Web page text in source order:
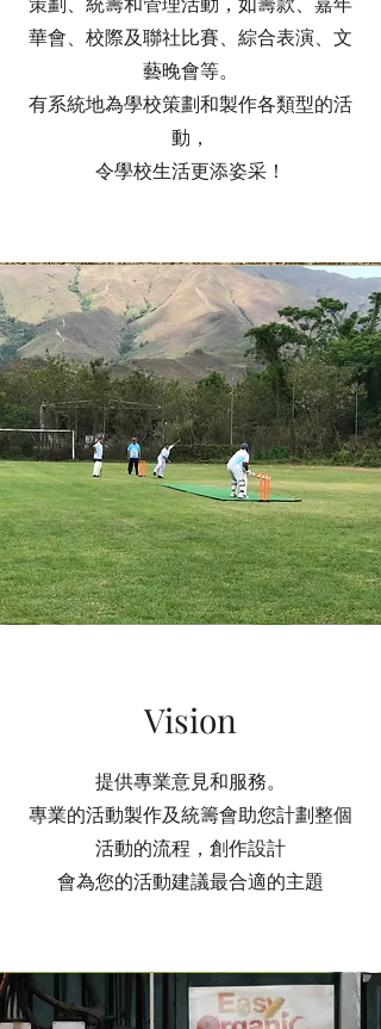
華會、校際及聯社比賽、綜合表演、文
藝晚會等。
有系統地為學校策劃和製作各類型的活
動，
令學校生活更添姿采！
Vision
提供專業意見和服務。
專業的活動製作及統籌會助您計劃整個
活動的流程，創作設計
會為您的活動建議最合適的主題